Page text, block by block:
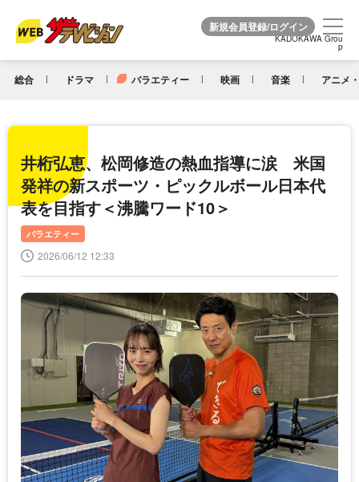
KADOKAWA Grou
p
総合 ドラマ バラエティー 映画 音楽 アニメ
KADOKAWA Grou
p
井桁弘恵、松岡修造の熱血指導に涙 米国
発祥の新スポーツ・ピックルボール日本代
表を目指す＜沸騰ワード10＞
バラエティー
2026/06/12 12:33